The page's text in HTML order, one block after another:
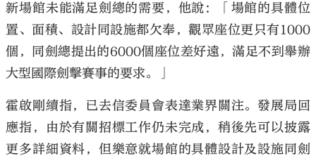
新場館未能滿足劍總的需要，他說：「場館的具體位
置、面積、設計同設施都欠奉，觀眾座位更只有1000
個，同劍總提出的6000個座位差好遠，滿足不到舉辦
大型國際劍擊賽事的要求。」
霍啟剛續指，已去信委員會表達業界關注。發展局回
應指，由於有關招標工作仍未完成，稍後先可以披露
更多詳細資料，但樂意就場館的具體設計及設施同劍